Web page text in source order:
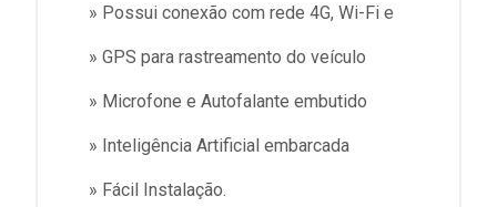
» Possui conexão com rede 4G, Wi-Fi e
» GPS para rastreamento do veículo
» Microfone e Autofalante embutido
» Inteligência Artificial embarcada
» Fácil Instalação.